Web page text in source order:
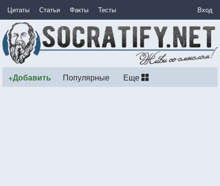
Цитаты Статьи Факты Тесты Вход
+Добавить Популярные Еще